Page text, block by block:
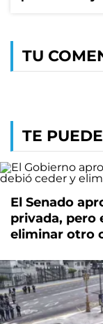
TU
TE
El Senado
privada, pero
eliminar otro